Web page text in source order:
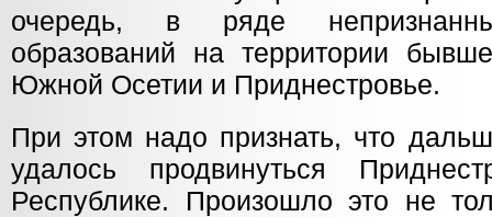
очередь, в ряде
образований на территории
Южной Осетии и Приднестровье.
При этом надо признать, что
удалось продвинуться
Республике. Произошло это не